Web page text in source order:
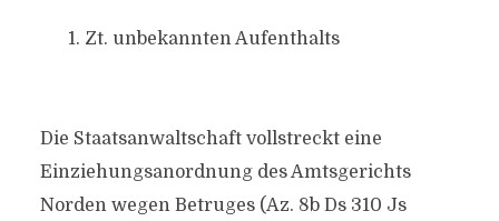
Zt. unbekannten Aufenthalts
Die Staatsanwaltschaft vollstreckt eine
Einziehungsanordnung des Amtsgerichts
Norden wegen Betruges (Az. 8b Ds 310 Js